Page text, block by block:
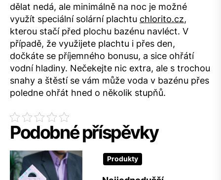
dělat nedá, ale minimálně na noc je možné
využít speciální solární plachtu chlorito.cz,
kterou stačí před plochu bazénu navléct. V
případě, že využijete plachtu i přes den,
dočkáte se příjemného bonusu, a sice ohřátí
vodní hladiny. Nečekejte nic extra, ale s trochou
snahy a štěstí se vám může voda v bazénu přes
poledne ohřát hned o několik stupňů.
Podobné příspěvky
Produkty